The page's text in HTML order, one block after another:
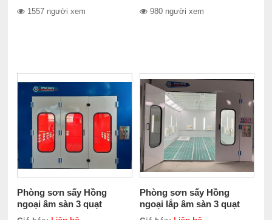
1557 người xem 980 người xem
Phòng sơn sấy Hồng
ngoại âm sàn 3 quạt
15.5KW 3 sàn hở
Phòng sơn sấy Hồng
ngoại lắp âm sàn 3 quạt
15.5KW 5 sàn hở